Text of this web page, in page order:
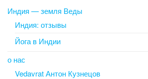
Индия — земля Веды
Индия: отзывы
Йога в Индии
о нас
Vedavrat Антон Кузнецов